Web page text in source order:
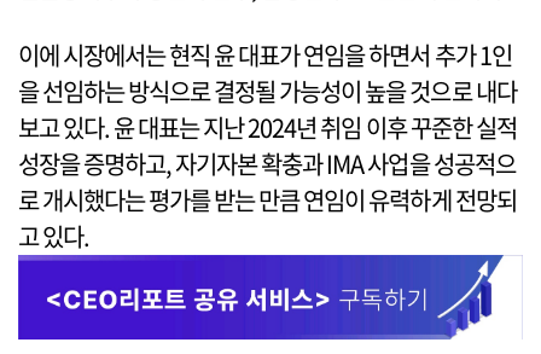
이에 시장에서는 현직 윤 대표가 연임을 하면서 추가 1인
을 선임하는 방식으로 결정될 가능성이 높을 것으로 내다
보고 있다. 윤 대표는 지난 2024년 취임 이후 꾸준한 실적
성장을 증명하고, 자기자본 확충과 IMA 사업을 성공적으
로 개시했다는 평가를 받는 만큼 연임이 유력하게 전망되
고 있다.